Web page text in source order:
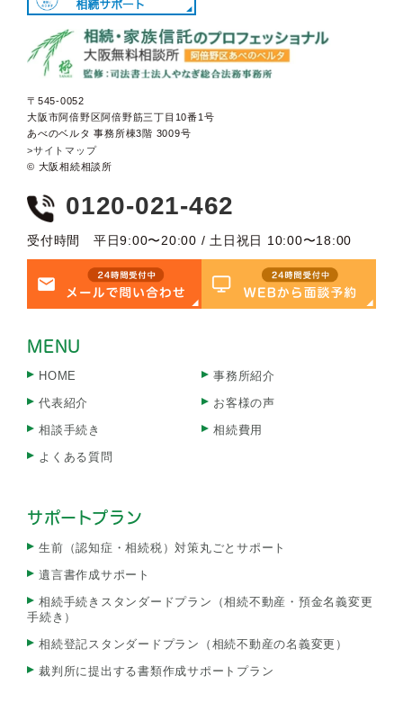
〒545-0052
大阪市阿倍野区阿倍野筋三丁目10番1号
あべのベルタ 事務所棟3階 3009号
>サイトマップ
© 大阪相続相談所
0120-021-462
受付時間 平日9:00〜20:00 / 土日祝日 10:00〜18:00
MENU
HOME
代表紹介
相談手続き
よくある質問
事務所紹介
お客様の声
相続費用
サポートプラン
生前（認知症・相続税）対策丸ごとサポート
遺言書作成サポート
相続手続きスタンダードプラン（相続不動産・預金名義変更
手続き）
相続登記スタンダードプラン（相続不動産の名義変更）
裁判所に提出する書類作成サポートプラン